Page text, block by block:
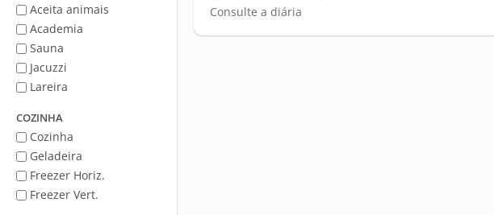
Aceita animais
Academia
Sauna
Jacuzzi
Lareira
COZINHA
Cozinha
Geladeira
Freezer Horiz.
Freezer Vert.
Consulte a diária